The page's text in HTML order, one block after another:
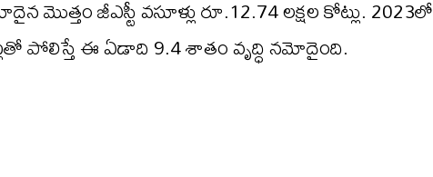
జీఎస్టీ వసూళ్లు రూ.12.74 లక్షల కోట్లు. 2023లో
పోలిస్తే ఈ ఏడాది 9.4 శాతం వృద్ధి నమోదైంది.